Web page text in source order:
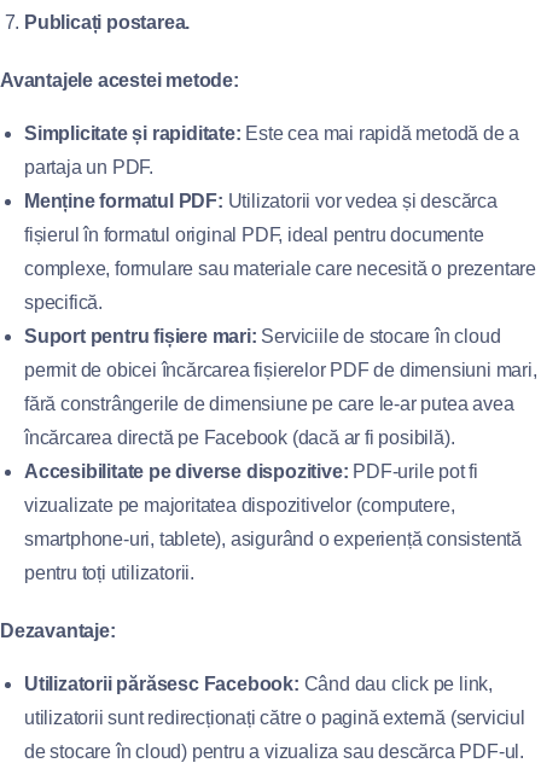
Publicați postarea.
Avantajele acestei metode:
Simplicitate și rapiditate: Este cea mai rapidă metodă de a
partaja un PDF.
Menține formatul PDF: Utilizatorii vor vedea și descărca
fișierul în formatul original PDF, ideal pentru documente
complexe, formulare sau materiale care necesită o prezentare
specifică.
Suport pentru fișiere mari: Serviciile de stocare în cloud
permit de obicei încărcarea fișierelor PDF de dimensiuni mari,
fără constrângerile de dimensiune pe care le-ar putea avea
încărcarea directă pe Facebook (dacă ar fi posibilă).
Accesibilitate pe diverse dispozitive: PDF-urile pot fi
vizualizate pe majoritatea dispozitivelor (computere,
smartphone-uri, tablete), asigurând o experiență consistentă
pentru toți utilizatorii.
Dezavantaje:
Utilizatorii părăsesc Facebook: Când dau click pe link,
utilizatorii sunt redirecționați către o pagină externă (serviciul
de stocare în cloud) pentru a vizualiza sau descărca PDF-ul.